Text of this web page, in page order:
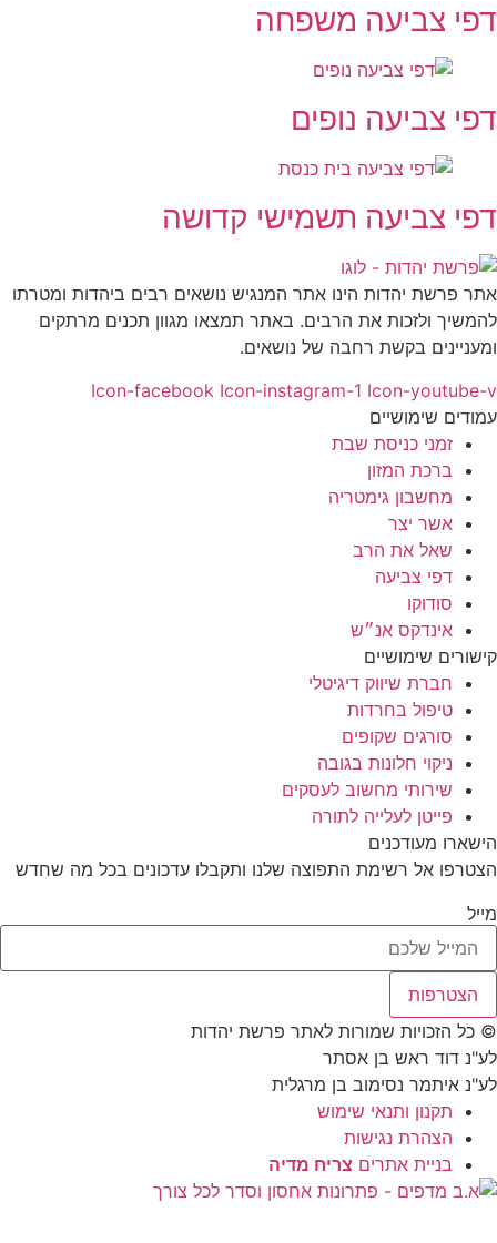
צביעה משפחה
צביעה נופים
צביעה תשמישי קדושה
פרשת יהדות הינו אתר המנגיש נושאים רבים ביהדות ומטרתו
ולזכות את הרבים. באתר תמצאו מגוון תכנים מרתקים
בקשת רחבה של נושאים.
Icon-facebook Icon-instagram-1 Icon-
שימושיים
זמני כניסת שבת
ברכת המזון
מחשבון גימטריה
אשר יצר
שאל את הרב
דפי צביעה
סודוקו
אינדקס אנ״ש
שימושיים
חברת שיווק דיגיטלי
טיפול בחרדות
סורגים שקופים
ניקוי חלונות בגובה
שירותי מחשוב לעסקים
פייטן לעלייה לתורה
מעודכנים
אל רשימת התפוצה שלנו ותקבלו עדכונים בכל מה שחדש
הצטרפות
הזכויות שמורות לאתר פרשת יהדות
דוד ראש בן אסתר
איתמר נסימוב בן מרגלית
תקנון ותנאי שימוש
הצהרת נגישות
בניית אתריםצריח מדיה